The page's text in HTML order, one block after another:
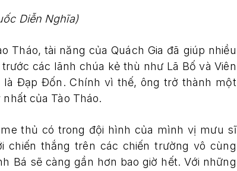
Diễn Nghĩa)
Tháo, tài năng của Quách Gia đã giúp nhiều
các lãnh chúa kẻ thù như Lã Bố và Viên
Đạp Đốn. Chính vì thế, ông trở thành một
của Tào Tháo.
thủ có trong đội hình của mình vị mưu sĩ
chiến thắng trên các chiến trường vô cùng
Bá sẽ càng gần hơn bao giờ hết. Với những